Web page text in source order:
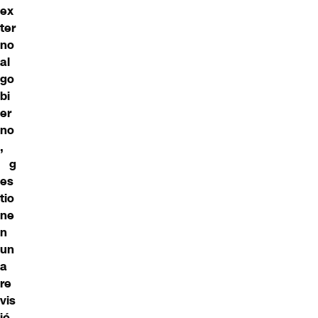
ex
ter
no
al
go
bi
er
no
,
g
es
tio
ne
n
un
a
re
vis